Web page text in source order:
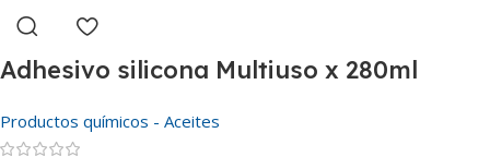
Adhesivo silicona Multiuso x 280ml
Productos químicos - Aceites